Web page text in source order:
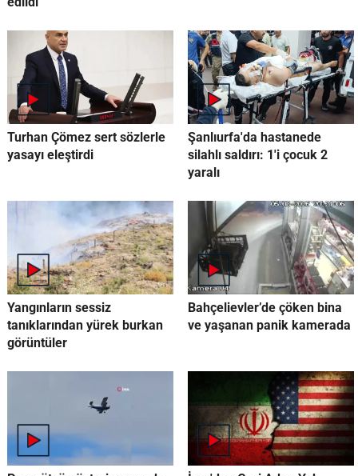
Turhan Çömez sert sözlerle
yasayı eleştirdi
Şanlıurfa'da hastanede
silahlı saldırı: 1'i çocuk 2
yaralı
Yangınların sessiz
tanıklarından yürek burkan
görüntüler
Bahçelievler’de çöken bina
ve yaşanan panik kamerada